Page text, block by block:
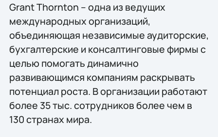
Grant Thornton – одна из ведущих
международных организаций,
объединяющая независимые аудиторские,
бухгалтерские и консалтинговые фирмы с
целью помогать динамично
развивающимся компаниям раскрывать
потенциал роста. В организации работают
более 35 тыс. сотрудников более чем в
130 странах мира.